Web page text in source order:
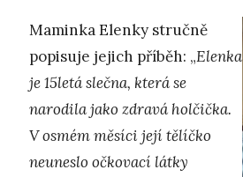
Maminka Elenky stručně
popisuje jejich příběh: „Elenka
je 15letá slečna, která se
narodila jako zdravá holčička.
V osmém měsíci její tělíčko
neuneslo očkovací látky